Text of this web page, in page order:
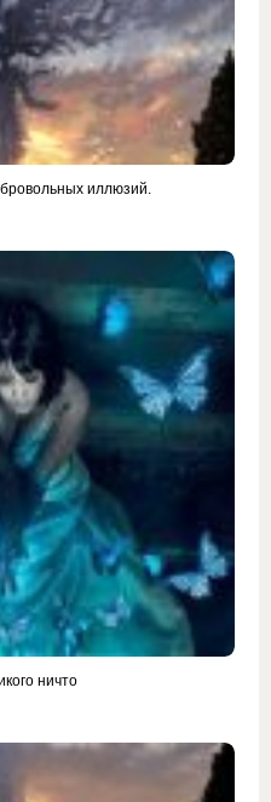
иллюзий.
ничто